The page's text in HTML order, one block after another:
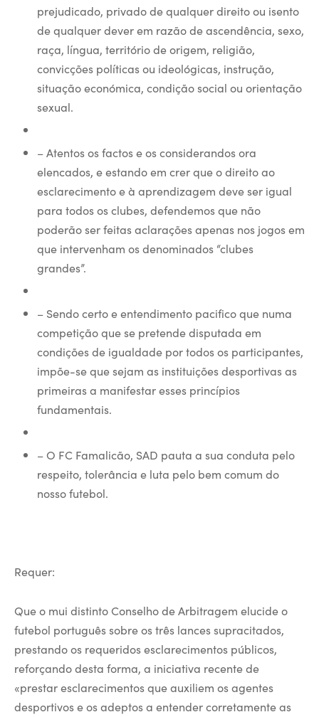
prejudicado, privado de qualquer direito ou isento
de qualquer dever em razão de ascendência, sexo,
raça, língua, território de origem, religião,
convicções políticas ou ideológicas, instrução,
situação económica, condição social ou orientação
sexual.
– Atentos os factos e os considerandos ora
elencados, e estando em crer que o direito ao
esclarecimento e à aprendizagem deve ser igual
para todos os clubes, defendemos que não
poderão ser feitas aclarações apenas nos jogos em
que intervenham os denominados “clubes
grandes”.
– Sendo certo e entendimento pacifico que numa
competição que se pretende disputada em
condições de igualdade por todos os participantes,
impõe-se que sejam as instituições desportivas as
primeiras a manifestar esses princípios
fundamentais.
– O FC Famalicão, SAD pauta a sua conduta pelo
respeito, tolerância e luta pelo bem comum do
nosso futebol.
Requer:
Que o mui distinto Conselho de Arbitragem elucide o
futebol português sobre os três lances supracitados,
prestando os requeridos esclarecimentos públicos,
reforçando desta forma, a iniciativa recente de
«prestar esclarecimentos que auxiliem os agentes
desportivos e os adeptos a entender corretamente as